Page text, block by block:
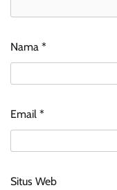
Nama *
Email *
Situs Web